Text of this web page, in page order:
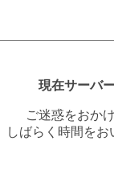
現在サーバ
ご迷惑をおか
しばらく時間を